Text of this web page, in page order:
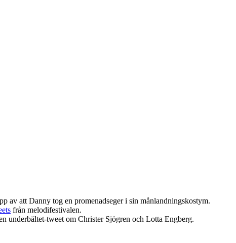
av att Danny tog en promenadseger i sin månlandningskostym.
från melodifestivalen.
underbältet-tweet om Christer Sjögren och Lotta Engberg.